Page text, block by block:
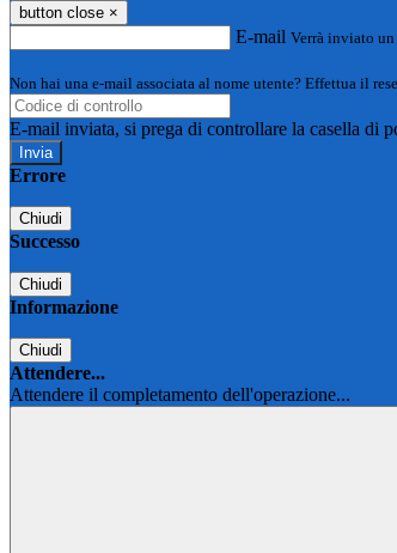
button close ×
E-mail Verrà inviato
Non hai una e-mail associata al nome utente? Effettua il
E-mail inviata, si prega di controllare la casella di
Errore
Chiudi
Successo
Chiudi
Informazione
Chiudi
Attendere...
Attendere il completamento dell'operazione...